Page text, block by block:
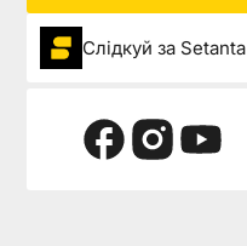
Слідкуй за Setanta